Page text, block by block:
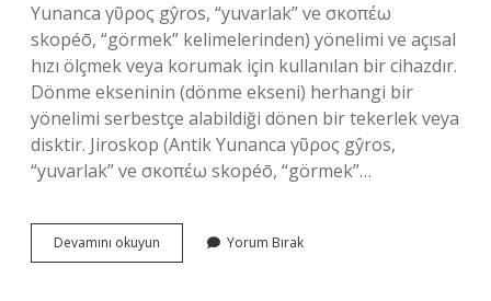
Yunanca γῦρος gŷros, “yuvarlak” ve σκοπέω
skopéō, “görmek” kelimelerinden) yönelimi ve açısal
hızı ölçmek veya korumak için kullanılan bir cihazdır.
Dönme ekseninin (dönme ekseni) herhangi bir
yönelimi serbestçe alabildiği dönen bir tekerlek veya
disktir. Jiroskop (Antik Yunanca γῦρος gŷros,
“yuvarlak” ve σκοπέω skopéō, “görmek”…
Devamını okuyun Jiroskop
Modu
Yorum Bırak